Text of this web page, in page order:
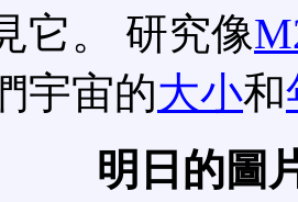
它。 研究像
宇宙的大小和
明日的圖